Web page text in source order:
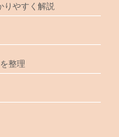
りやすく解説
整理